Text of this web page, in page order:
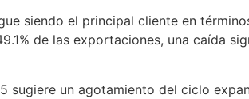
siendo el principal cliente en
de las exportaciones, una caída
sugiere un agotamiento del ciclo